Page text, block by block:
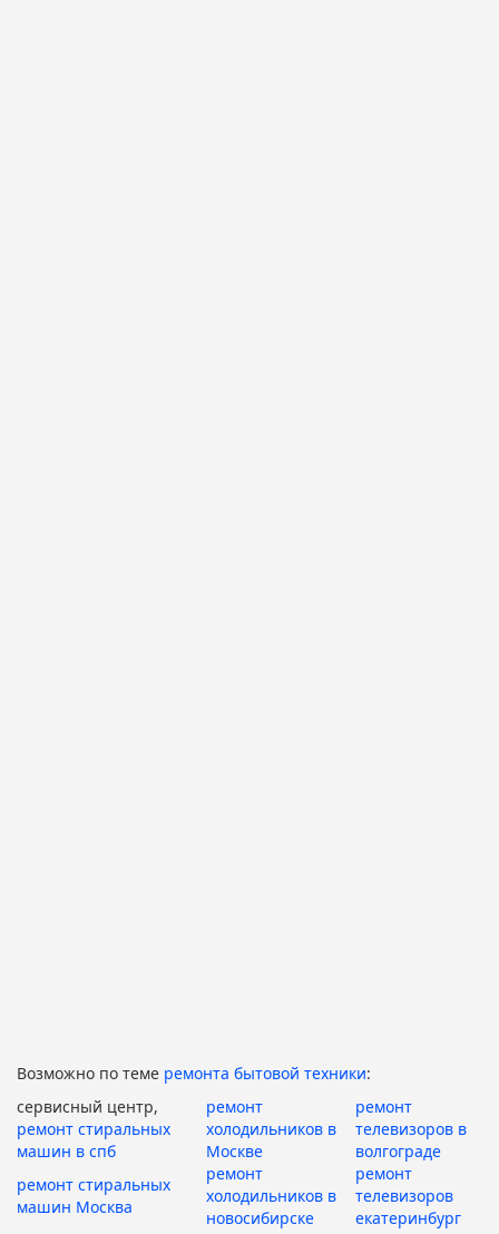
Возможно по теме ремонта бытовой техники:
сервисный центр,
ремонт стиральных
машин в спб
ремонт
холодильников в
Москве
ремонт
телевизоров в
волгограде
ремонт стиральных
машин Москва
ремонт
холодильников в
новосибирске
ремонт
телевизоров
екатеринбург